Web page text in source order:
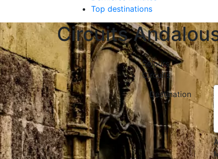
Top destinations
Circuits
Séjours
Circuits
Destination